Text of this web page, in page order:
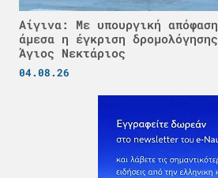
Αίγινα: Με υπουργική
άμεσα η έγκριση
Άγιος Νεκτάριος
04.08.26